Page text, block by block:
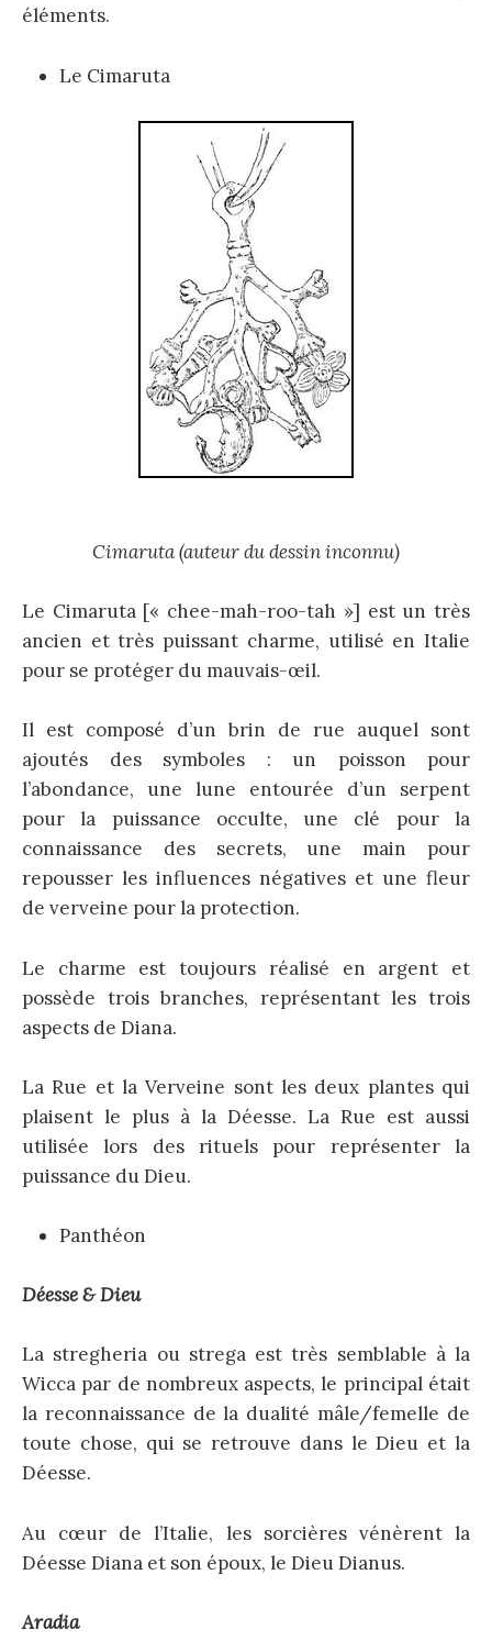
éléments.
Le Cimaruta
Cimaruta (auteur du dessin inconnu)
Le Cimaruta [« chee-mah-roo-tah »] est un très
ancien et très puissant charme, utilisé en Italie
pour se protéger du mauvais-œil.
Il est composé d’un brin de rue auquel sont
ajoutés des symboles : un poisson pour
l’abondance, une lune entourée d’un serpent
pour la puissance occulte, une clé pour la
connaissance des secrets, une main pour
repousser les influences négatives et une fleur
de verveine pour la protection.
Le charme est toujours réalisé en argent et
possède trois branches, représentant les trois
aspects de Diana.
La Rue et la Verveine sont les deux plantes qui
plaisent le plus à la Déesse. La Rue est aussi
utilisée lors des rituels pour représenter la
puissance du Dieu.
Panthéon
Déesse & Dieu
La stregheria ou strega est très semblable à la
Wicca par de nombreux aspects, le principal était
la reconnaissance de la dualité mâle/femelle de
toute chose, qui se retrouve dans le Dieu et la
Déesse.
Au cœur de l’Italie, les sorcières vénèrent la
Déesse Diana et son époux, le Dieu Dianus.
Aradia